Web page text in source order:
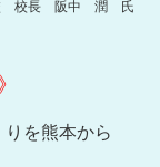
校 校長 阪中 潤 氏
を熊本から